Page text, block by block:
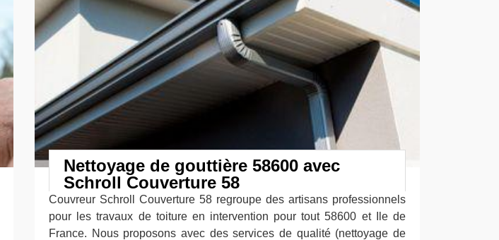
Nettoyage de gouttière 58600 avec
Schroll Couverture 58
Couvreur Schroll Couverture 58 regroupe des artisans professionnels
pour les travaux de toiture en intervention pour tout 58600 et Ile de
France. Nous proposons avec des services de qualité (nettoyage de